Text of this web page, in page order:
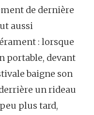
de dernière
aussi
: lorsque
portable, devant
baigne son
un rideau
plus tard,